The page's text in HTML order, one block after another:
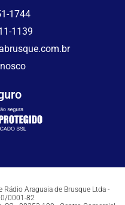
1744
1139
Araguaia de Brusque Ltda -
0001-82